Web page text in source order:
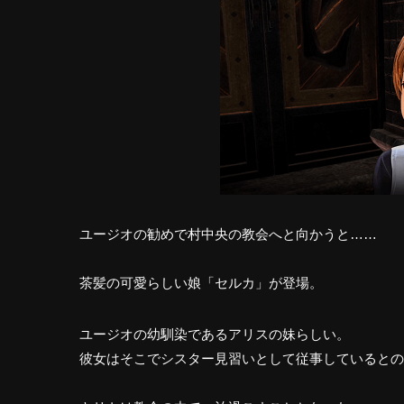
ユージオの勧めで村中央の教会へと向かうと……
茶髪の可愛らしい娘「セルカ」が登場。
ユージオの幼馴染であるアリスの妹らしい。
彼女はそこでシスター見習いとして従事していると